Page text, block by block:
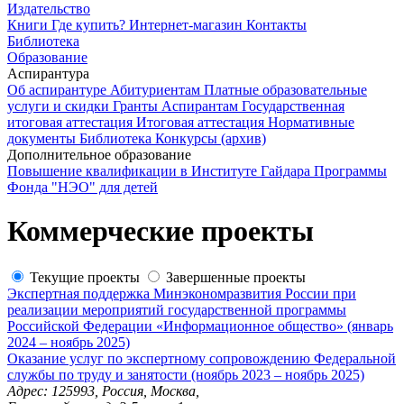
Издательство
Книги Где купить? Интернет-магазин Контакты
Библиотека
Образование
Аспирантура
Об аспирантуре Абитуриентам Платные образовательные
услуги и скидки Гранты Аспирантам Государственная
итоговая аттестация Итоговая аттестация Нормативные
документы Библиотека Конкурсы (архив)
Дополнительное образование
Повышение квалификации в Институте Гайдара Программы
Фонда "НЭО" для детей
Коммерческие проекты
Текущие проекты
Завершенные проекты
Экспертная поддержка Минэкономразвития России при
реализации мероприятий государственной программы
Российской Федерации «Информационное общество» (январь
2024 – ноябрь 2025)
Оказание услуг по экспертному сопровождению Федеральной
службы по труду и занятости (ноябрь 2023 – ноябрь 2025)
Адрес: 125993, Россия, Москва,